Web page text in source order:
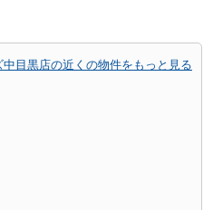
中目黒店の近くの物件をもっと見る